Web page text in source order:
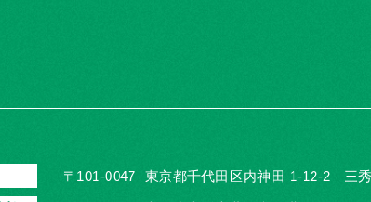
〒101-0047 東京都千代田区内神田 1-12-2 三